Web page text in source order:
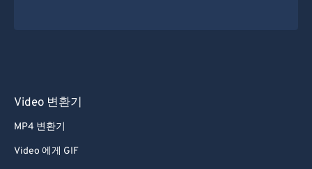
Video 변환기
MP4 변환기
Video 에게 GIF